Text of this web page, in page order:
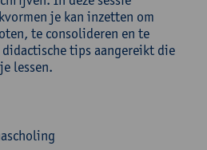
je kan inzetten om
te consolideren en te
tips aangereikt die
lessen.